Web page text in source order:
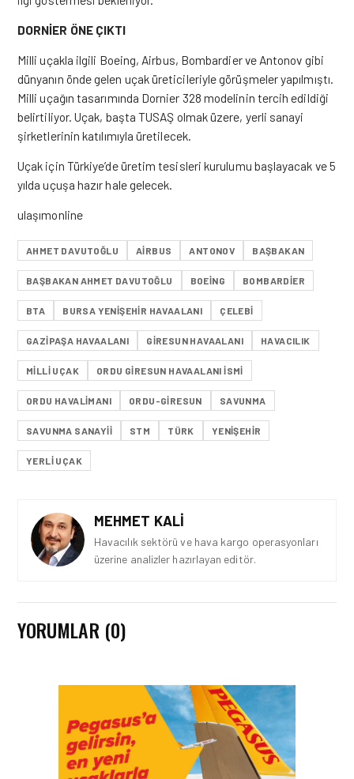
DORNİER ÖNE ÇIKTI
Milli uçakla ilgili Boeing, Airbus, Bombardier ve Antonov gibi
dünyanın önde gelen uçak üreticileriyle görüşmeler yapılmıştı.
Milli uçağın tasarımında Dornier 328 modelinin tercih edildiği
belirtiliyor. Uçak, başta TUSAŞ olmak üzere, yerli sanayi
şirketlerinin katılımıyla üretilecek.
Uçak için Türkiye’de üretim tesisleri kurulumu başlayacak ve 5
yılda uçuşa hazır hale gelecek.
ulaşımonline
AHMET DAVUTOĞLU AIRBUS ANTONOV BAŞBAKAN
BAŞBAKAN AHMET DAVUTOĞLU BOEING BOMBARDIER
BTA BURSA YENIŞEHIR HAVAALANI ÇELEBI
GAZIPAŞA HAVAALANI GIRESUN HAVAALANI HAVACILIK
MILLI UÇAK ORDU GIRESUN HAVAALANI ISMI
ORDU HAVALIMANI ORDU-GIRESUN SAVUNMA
SAVUNMA SANAYII STM TÜRK YENIŞEHIR
YERLI UÇAK
MEHMET KALI
Havacılık sektörü ve hava kargo operasyonları
üzerine analizler hazırlayan editör.
YORUMLAR (0)
GÜNCEL HABERLER • 22 TEM 2026
OKYANUSU KÜREK
ÇEKEREK AŞACAK İLK
TÜRK TAKIMINA GURUR
DOLU DESTEK!